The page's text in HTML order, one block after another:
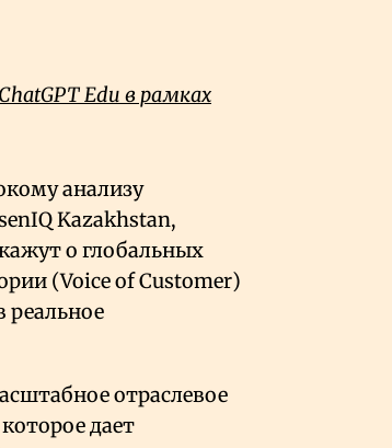
Edu в рамках
анализу
Kazakhstan,
о глобальных
(Voice of Customer)
реальное
отраслевое
дает